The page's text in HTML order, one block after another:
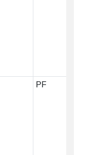
PF